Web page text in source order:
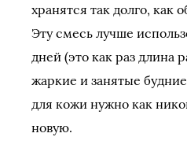
хранятся так долго, как
Эту смесь лучше
дней (это как раз длина
жаркие и занятые
для кожи нужно как
новую.